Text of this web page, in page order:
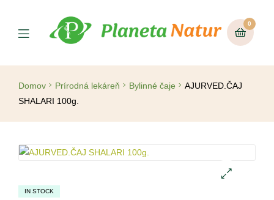
0
Domov Prírodná lekáreň Bylinné čaje
AJURVED.ČAJ
SHALARI 100g.
IN STOCK